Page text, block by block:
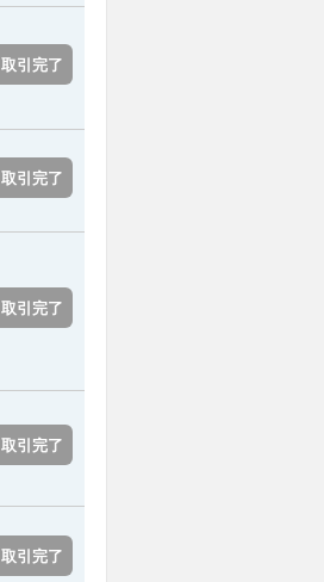
取引完了
取引完了
取引完了
取引完了
取引完了